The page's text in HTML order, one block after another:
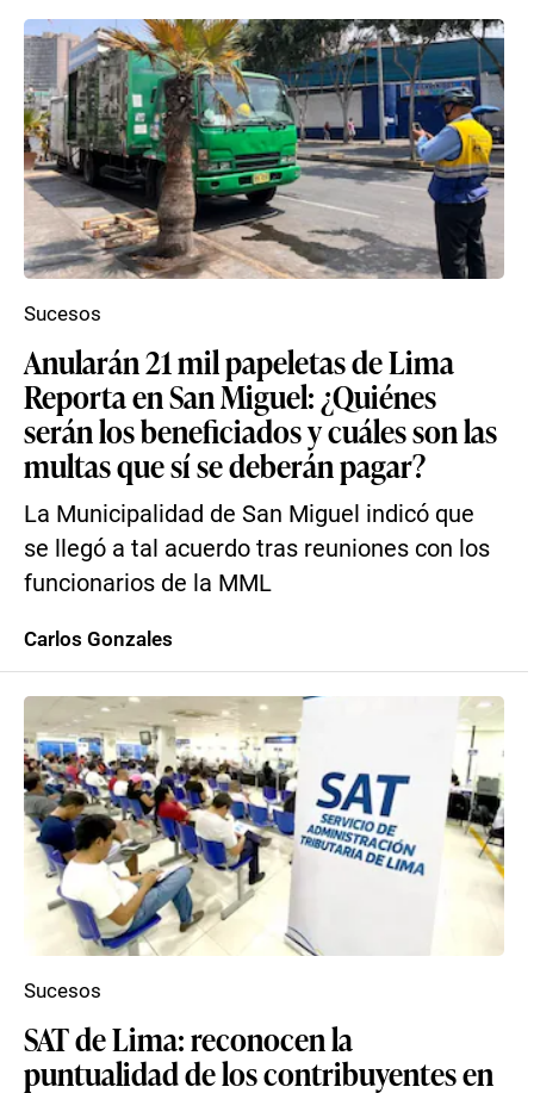
Anularán 21 mil papeletas de Lima
Reporta en San Miguel: ¿Quiénes
serán los beneficiados y cuáles son las
multas que sí se deberán pagar?
La Municipalidad de San Miguel indicó que
se llegó a tal acuerdo tras reuniones con los
funcionarios de la MML
Sucesos
Carlos Gonzales
SAT de Lima: reconocen la
puntualidad de los contribuyentes en
Sucesos